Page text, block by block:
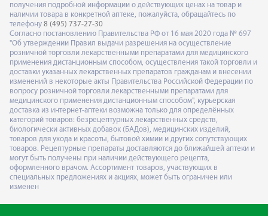
получения подробной информации о действующих ценах на товар и
наличии товара в конкретной аптеке, пожалуйста, обращайтесь по
телефону 8 (495) 737-27-30
Согласно постановлению Правительства РФ от 16 мая 2020 года № 697
"Об утверждении Правил выдачи разрешения на осуществление
розничной торговли лекарственными препаратами для медицинского
применения дистанционным способом, осуществления такой торговли и
доставки указанных лекарственных препаратов гражданам и внесении
изменений в некоторые акты Правительства Российской Федерации по
вопросу розничной торговли лекарственными препаратами для
медицинского применения дистанционным способом", курьерская
доставка из интернет-аптеки возможна только для определённых
категорий товаров: безрецептурных лекарственных средств,
биологически активных добавок (БАДов), медицинских изделий,
товаров для ухода и красоты, бытовой химии и других сопутствующих
товаров. Рецептурные препараты доставляются до ближайшей аптеки и
могут быть получены при наличии действующего рецепта,
оформленного врачом. Ассортимент товаров, участвующих в
специальных предложениях и акциях, может быть ограничен или
изменен